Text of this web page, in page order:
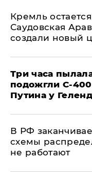
​Кремль
Саудовская
создали новый
Три часа
подожгли С-
Путина у
​В РФ
схемы
не работают